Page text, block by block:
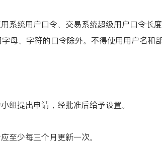
统用户口令、交易系统超级用户口令长度
母、字符的口令除外。不得使用用户名和
组提出申请，经批准后给予设置。
至少每三个月更新一次。